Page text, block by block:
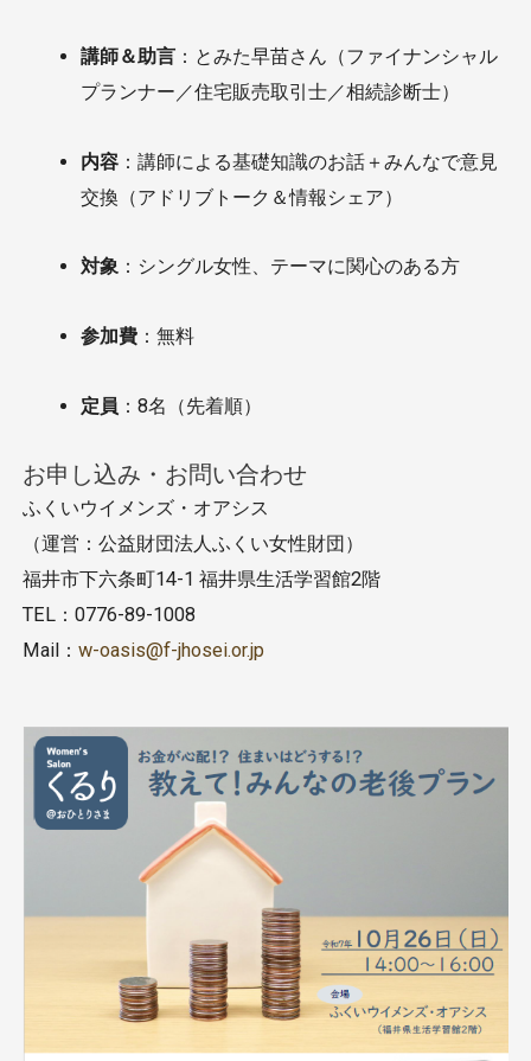
講師＆助言 ：とみた早苗さん（ファイナンシャル
プランナー／住宅販売取引士／相続診断士）
内容 ：講師による基礎知識のお話＋みんなで意見
交換（アドリブトーク＆情報シェア）
対象 ：シングル女性、テーマに関心のある方
参加費 ：無料
定員 ：8名（先着順）
お申し込み・お問い合わせ
ふくいウイメンズ・オアシス
（運営：公益財団法人ふくい女性財団）
福井市下六条町14-1 福井県生活学習館2階
TEL：0776-89-1008
Mail： w-oasis@f-jhosei.or.jp